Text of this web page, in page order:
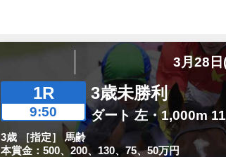
3月28日
1R
9:50
3歳未勝利
ダート 左・1,000m
3歳 ［指定］ 馬齢
本賞金：500、200、130、75、50万円